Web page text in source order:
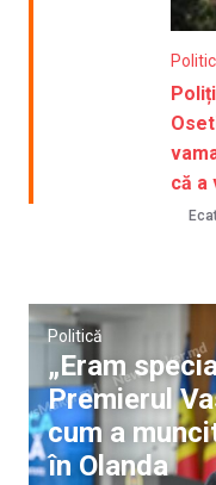
că a
Politică
„Eram
Premierul
cum a
în Olanda